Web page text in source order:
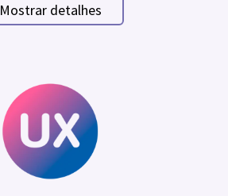
Mostrar detalhes